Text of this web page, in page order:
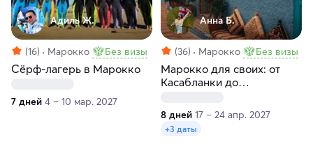
Адиль Ж.
(16) Марокко Без визы
Сёрф-лагерь в Марокко
7 дней 4 – 10 мар. 2027
Анна Б.
(36) Марокко Без визы
Марокко для своих: от
Касабланки до
8 дней 17 – 24 апр. 2027
+3 даты